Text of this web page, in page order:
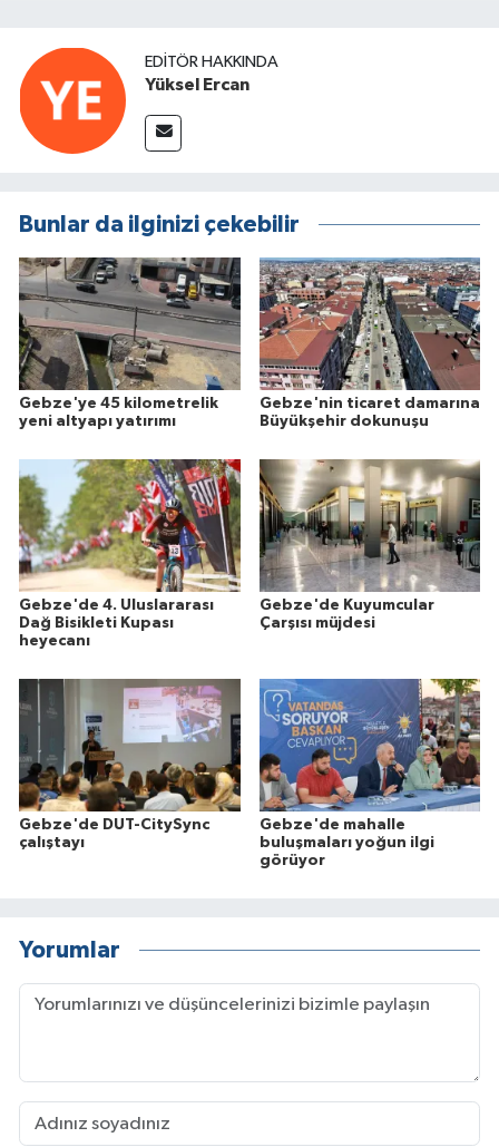
EDITÖR HAKKINDA
Yüksel Ercan
Bunlar da ilginizi çekebilir
Gebze'ye 45 kilometrelik
yeni altyapı yatırımı
Gebze'nin ticaret damarına
Büyükşehir dokunuşu
Gebze'de 4. Uluslararası
Dağ Bisikleti Kupası
heyecanı
Gebze'de Kuyumcular
Çarşısı müjdesi
Gebze'de DUT-CitySync
çalıştayı
Gebze'de mahalle
buluşmaları yoğun ilgi
görüyor
Yorumlar